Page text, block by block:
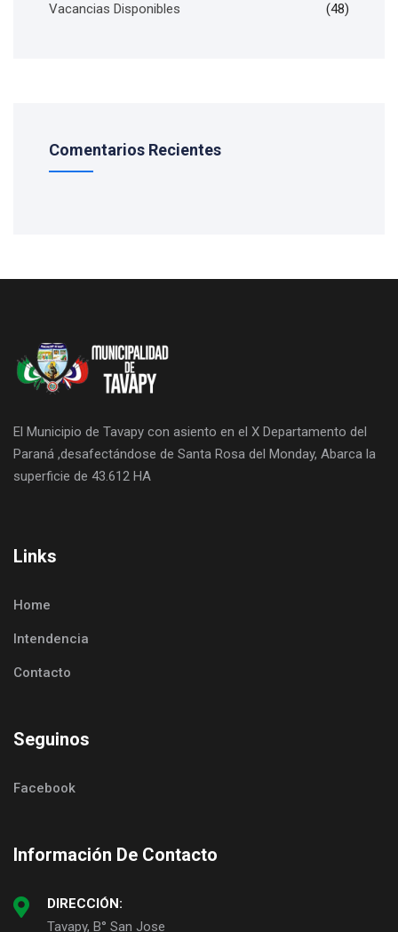
Vacancias Disponibles (48)
Comentarios Recientes
El Municipio de Tavapy con asiento en el X Departamento del
Paraná ,desafectándose de Santa Rosa del Monday, Abarca la
superficie de 43.612 HA
Links
Home
Intendencia
Contacto
Seguinos
Facebook
Información De Contacto
DIRECCIÓN:
Tavapy, B° San Jose